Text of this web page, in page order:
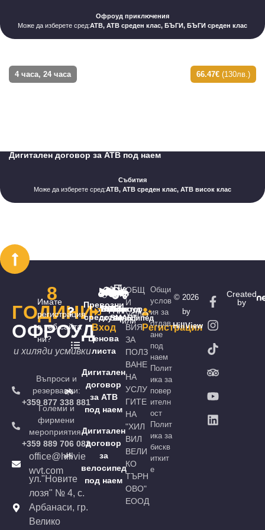
НАТИСНЕТЕ ТУК ЗА “ОФРОУД РАЗХОДКА С АТВ”
Офроуд приключения
Може да изберете сред:АТВ, АТВ среден клас, БЪГИ, БЪГИ среден клас
4 часа, 24 часа 66.47€ (130лв.)
Дигитален договор за АТВ под наем
Събития
Може да изберете сред:АТВ, АТВ среден клас, АТВ висок клас
8
ГОДИНИ
ОФРОУД
и хиляди усмивки
Въпроси и
резервации:
+359 877 338 881
Големи и
фирмени
мероприятия:
+359 889 706 082
office@hillvie
wvt.com
ул."Новите
лозя" № 4, с.
Арбанаси, гр.
Велико
Превозни
средства
Ценова
листа
Дигитален
договор
за АТВ
под наем
Дигитален
договор
за
велосипед
под наем
АТВ
4х4
скутер
Бъги
Мотор
Джип
Офроуд
SMART
Трактор
Ел.
велосипед
Имате
регистрация
в уеб сайта
ни?
Вход
или
Регистрация
ОБЩ
И
УСЛО
ВИЯ
ЗА
ПОЛЗ
ВАНЕ
НА
УСЛУ
ГИТЕ
НА
"ХИЛ
ВИЛ
ВЕЛИ
КО
ТЪРН
ОВО"
ЕООД
Общи
услов
ия за
отдав
ане
под
наем
Полит
ика за
повер
ителн
ост
Полит
ика за
бискв
иткит
е
© 2026
by
HillView
Created
by